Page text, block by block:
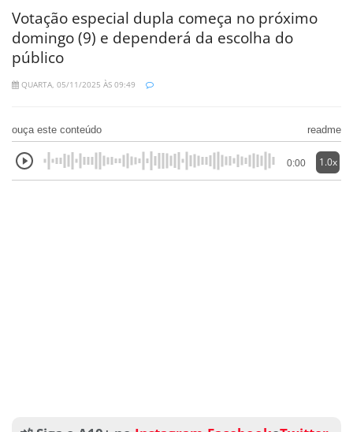
Votação especial dupla começa no próximo
domingo (9) e dependerá da escolha do
público
QUARTA, 05/11/2025 ÀS 09:49
ouça este conteúdo readme
0:00 1.0x